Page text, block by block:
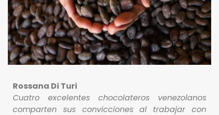
Rossana Di Turi
Cuatro excelentes chocolateros venezolanos
comparten sus convicciones al trabajar con